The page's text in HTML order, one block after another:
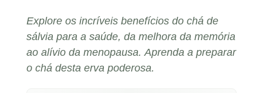
Explore os incríveis benefícios do chá de
sálvia para a saúde, da melhora da memória
ao alívio da menopausa. Aprenda a preparar
o chá desta erva poderosa.